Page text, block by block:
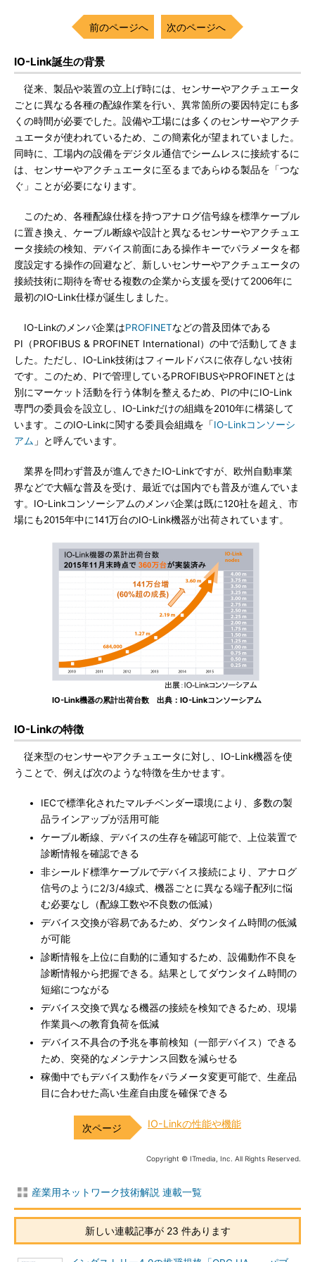
前のページへ 次のページへ
IO-Link誕生の背景
従来、製品や装置の立上げ時には、センサーやアクチュエータ
ごとに異なる各種の配線作業を行い、異常箇所の要因特定にも多
くの時間が必要でした。設備や工場には多くのセンサーやアクチ
ュエータが使われているため、この簡素化が望まれていました。
同時に、工場内の設備をデジタル通信でシームレスに接続するに
は、センサーやアクチュエータに至るまであらゆる製品を「つな
ぐ」ことが必要になります。
このため、各種配線仕様を持つアナログ信号線を標準ケーブル
に置き換え、ケーブル断線や設計と異なるセンサーやアクチュエ
ータ接続の検知、デバイス前面にある操作キーでパラメータを都
度設定する操作の回避など、新しいセンサーやアクチュエータの
接続技術に期待を寄せる複数の企業から支援を受けて2006年に
最初のIO-Link仕様が誕生しました。
IO-Linkのメンバ企業はPROFINETなどの普及団体である
PI（PROFIBUS & PROFINET International）の中で活動してきま
した。ただし、IO-Link技術はフィールドバスに依存しない技術
です。このため、PIで管理しているPROFIBUSやPROFINETとは
別にマーケット活動を行う体制を整えるため、PIの中にIO-Link
専門の委員会を設立し、IO-Linkだけの組織を2010年に構築して
います。このIO-Linkに関する委員会組織を「IO-Linkコンソーシ
アム 」と呼んでいます。
業界を問わず普及が進んできたIO-Linkですが、欧州自動車業
界などで大幅な普及を受け、最近では国内でも普及が進んでいま
す。IO-Linkコンソーシアムのメンバ企業は既に120社を超え、市
場にも2015年中に141万台のIO-Link機器が出荷されています。
IO-Link機器の累計出荷台数 出典：IO-Linkコンソーシアム
IO-Linkの特徴
従来型のセンサーやアクチュエータに対し、IO-Link機器を使
うことで、例えば次のような特徴を生かせます。
IECで標準化されたマルチベンダー環境により、多数の製
品ラインアップが活用可能
ケーブル断線、デバイスの生存を確認可能で、上位装置で
診断情報を確認できる
非シールド標準ケーブルでデバイス接続により、アナログ
信号のように2/3/4線式、機器ごとに異なる端子配列に悩
む必要なし（配線工数や不良数の低減）
デバイス交換が容易であるため、ダウンタイム時間の低減
が可能
診断情報を上位に自動的に通知するため、設備動作不良を
診断情報から把握できる。結果としてダウンタイム時間の
短縮につながる
デバイス交換で異なる機器の接続を検知できるため、現場
作業員への教育負荷を低減
デバイス不具合の予兆を事前検知（一部デバイス）できる
ため、突発的なメンテナンス回数を減らせる
稼働中でもデバイス動作をパラメータ変更可能で、生産品
目に合わせた高い生産自由度を確保できる
IO-Linkの性能や機能
Copyright © ITmedia, Inc. All Rights Reserved.
産業用ネットワーク技術解説 連載一覧
新しい連載記事が 23 件あります